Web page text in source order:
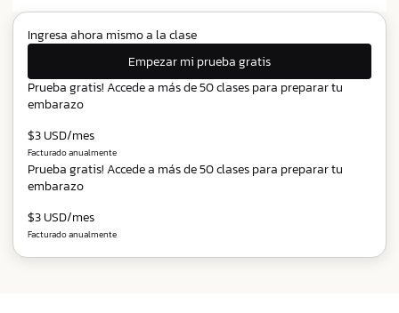
Ingresa ahora mismo a la clase
Empezar mi prueba gratis
Prueba gratis! Accede a más de 50 clases para preparar tu
embarazo
$3 USD/mes
Facturado anualmente
Prueba gratis! Accede a más de 50 clases para preparar tu
embarazo
$3 USD/mes
Facturado anualmente